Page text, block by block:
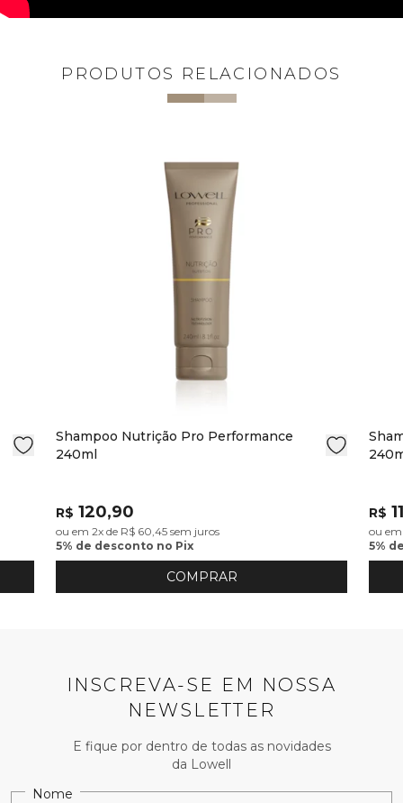
PRODUTOS RELACIONADOS
Shampoo Nutrição Pro Performance
240ml
R$ 120,90
ou em 2x de R$ 60,45 sem juros
5% de desconto no Pix
COMPRAR
R$
ou em
5%
INSCREVA-SE EM NOSSA
NEWSLETTER
E fique por dentro de todas as novidades
da Lowell
Nome